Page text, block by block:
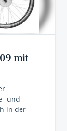
mit
und
in der